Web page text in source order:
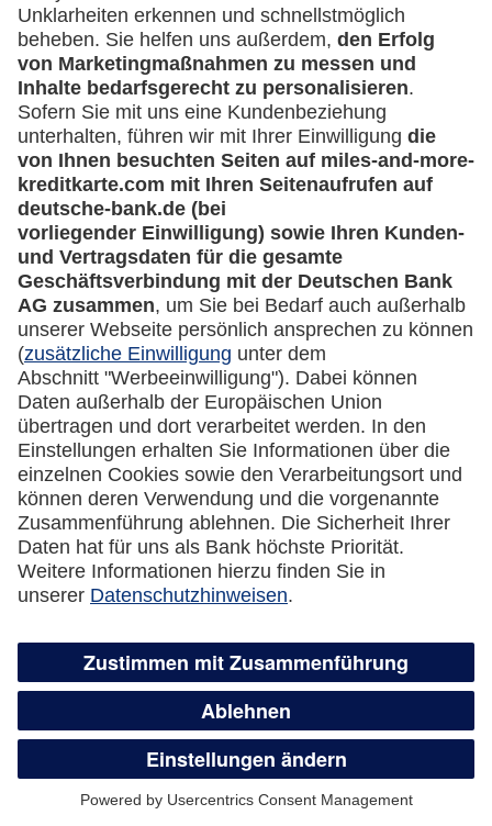
Sperren der Lufthansa Miles & More
Credit Card
Muss ich meine Lufthansa Miles & More
Credit Card sofort sperren, wenn ich einen
Kartenumsatz nicht zuordnen kann?
Ich möchte meine Karte sperren - was muss
ich tun?
Bekomme ich nach Sperrung meiner
Kreditkarte automatisch eine neue Karte
zugesandt?
Was passiert mit dem Guthaben auf der
gesperrten Kreditkarte?
Wie kündige ich meine Lufthansa Miles &
More Credit Card?
Guthabenauszahlung und flexible
Teilzahlung
Wie funktioniert der Überweisungsservice?
Was ist der Unterschied zwischen